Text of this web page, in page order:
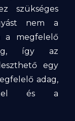
szükséges
nem a
a megfelelő
így az
egy
adag,
és a